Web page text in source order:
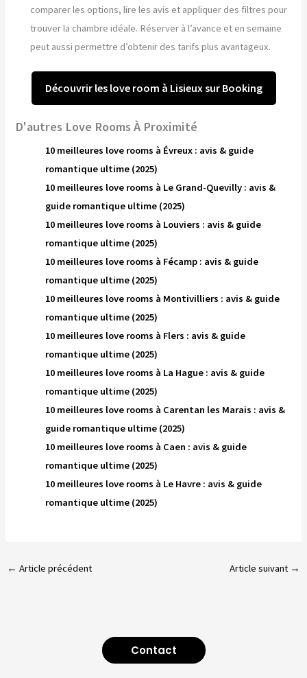
comparer les options, lire les avis et appliquer des filtres pour
trouver la chambre idéale. Réserver à l’avance et en semaine
peut aussi permettre d’obtenir des tarifs plus avantageux.
Découvrir les love room à Lisieux sur Booking
D'autres Love Rooms À Proximité
10 meilleures love rooms à Évreux : avis & guide
romantique ultime (2025)
10 meilleures love rooms à Le Grand-Quevilly : avis &
guide romantique ultime (2025)
10 meilleures love rooms à Louviers : avis & guide
romantique ultime (2025)
10 meilleures love rooms à Fécamp : avis & guide
romantique ultime (2025)
10 meilleures love rooms à Montivilliers : avis & guide
romantique ultime (2025)
10 meilleures love rooms à Flers : avis & guide
romantique ultime (2025)
10 meilleures love rooms à La Hague : avis & guide
romantique ultime (2025)
10 meilleures love rooms à Carentan les Marais : avis &
guide romantique ultime (2025)
10 meilleures love rooms à Caen : avis & guide
romantique ultime (2025)
10 meilleures love rooms à Le Havre : avis & guide
romantique ultime (2025)
← Article précédent Article suivant →
Contact